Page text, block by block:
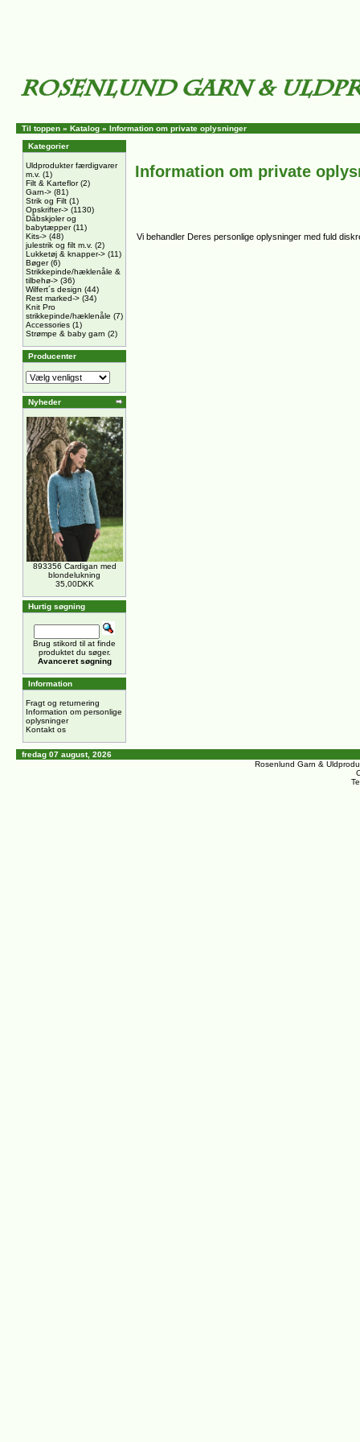
Til toppen » Katalog » Information om private oplysninger
Kategorier
Uldprodukter færdigvarer
m.v. (1)
Filt & Karteflor(2)
Garn-> (81)
Strik og Filt (1)
Opskrifter-> (1130)
Dåbskjoler og
babytæpper(11)
Kits-> (48)
julestrik og filt m.v. (2)
Lukketøj & knapper-> (11)
Bøger(6)
Strikkepinde/hæklenåle &
tilbehø-> (36)
Wilfert´s design (44)
Rest marked-> (34)
Knit Pro
strikkepinde/hæklenåle (7)
Accessories (1)
Strømpe & baby garn (2)
Producenter
Nyheder
893356 Cardigan med
blondelukning
35,00DKK
Hurtig søgning
Brug stikord til at finde
produktet du søger.
Avanceret søgning
Information
Fragt og returnering
Information om personlige
oplysninger
Kontakt os
Information om private
Vi behandler Deres personlige oplysninger med fuld
fredag 07 august, 2026
Rosenlund Garn &